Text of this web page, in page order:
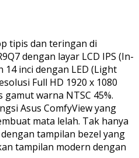
tipis dan teringan di
dengan layar LCD IPS (In-
inci dengan LED (Light
Full HD 1920 x 1080
warna NTSC 45%.
Asus ComfyView yang
mata lelah. Tak hanya
tampilan bezel yang
tampilan modern dengan